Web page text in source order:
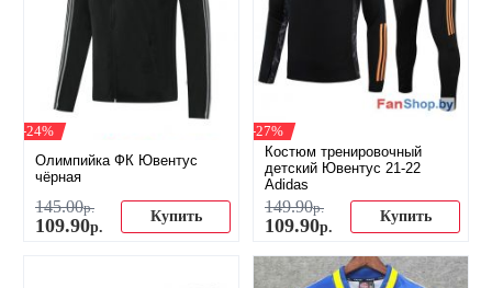
-24%
Олимпийка ФК Ювентус
чёрная
145.00р.
109.90р.
Купить
-27%
Костюм тренировочный
детский Ювентус 21-22
Adidas
149.90р.
109.90р.
Купить